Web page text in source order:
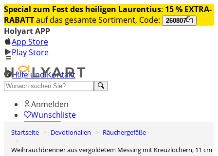
Special zum Fest des heiligen Laurentius: 15 % EXTRA-
RABATTauf das gesamte Sortiment, Code: 260807
Holyart APP
App Store
Play Store
Hilfe und Kontakt
Entdecken Sie Premium
Anmelden
Wunschliste
0
Startseite Devotionalien
Räuchergefäße
Weihrauchbrenner aus vergoldetem Messing mit Kreuzlöchern, 11 cm